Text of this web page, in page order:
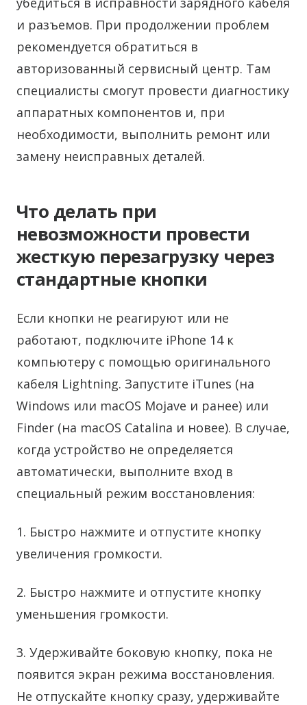
и разъемов. При продолжении проблем
рекомендуется обратиться в
авторизованный сервисный центр. Там
специалисты смогут провести диагностику
аппаратных компонентов и, при
необходимости, выполнить ремонт или
замену неисправных деталей.
Что делать при
невозможности провести
жесткую перезагрузку через
стандартные кнопки
Если кнопки не реагируют или не
работают, подключите iPhone 14 к
компьютеру с помощью оригинального
кабеля Lightning. Запустите iTunes (на
Windows или macOS Mojave и ранее) или
Finder (на macOS Catalina и новее). В случае,
когда устройство не определяется
автоматически, выполните вход в
специальный режим восстановления:
1. Быстро нажмите и отпустите кнопку
увеличения громкости.
2. Быстро нажмите и отпустите кнопку
уменьшения громкости.
3. Удерживайте боковую кнопку, пока не
появится экран режима восстановления.
Не отпускайте кнопку сразу, удерживайте